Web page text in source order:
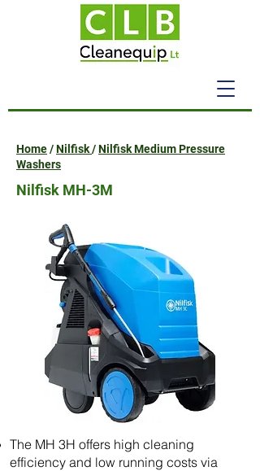
Home/Nilfisk/Nilfisk Medium Pressure
Washers
Nilfisk MH-3M
The MH 3H offers high cleaning
efficiency and low running costs via